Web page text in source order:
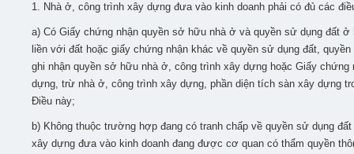
1. Nhà ở, công trình xây dựng đưa vào kinh doanh phải có đủ các
a) Có Giấy chứng nhận quyền sở hữu nhà ở và quyền sử dụng đất
liền với đất hoặc giấy chứng nhận khác về quyền sử dụng đất,
ghi nhận quyền sở hữu nhà ở, công trình xây dựng hoặc Giấy
dựng, trừ nhà ở, công trình xây dựng, phần diện tích sàn xây dựng
Điều này;
b) Không thuộc trường hợp đang có tranh chấp về quyền sử dụng
xây dựng đưa vào kinh doanh đang được cơ quan có thẩm quyền